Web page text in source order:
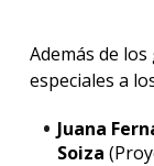
Además de
especiales a
Juana
Soiza